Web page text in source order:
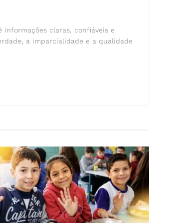
claras, confiáveis e
a imparcialidade e a qualidade